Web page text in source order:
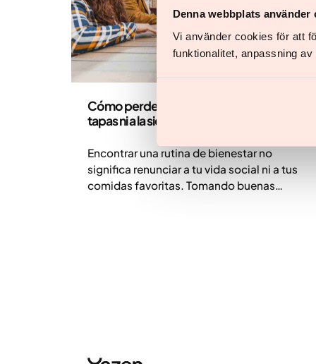
Denna webbplats använder
Vi använder cookies för att
funktionalitet, anpassning
Cómo perder peso sin renunciar a las
tapas ni a la siesta
Encontrar una rutina de bienestar no
significa renunciar a tu vida social ni a tus
comidas favoritas. Tomando buenas